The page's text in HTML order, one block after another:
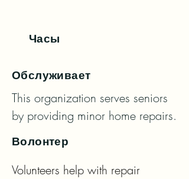
Часы
Обслуживает
This organization serves seniors
by providing minor home repairs.
Волонтер
Volunteers help with repair